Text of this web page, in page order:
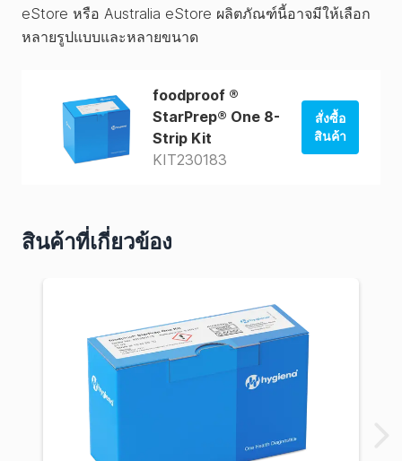
eStore หรือ Australia eStore ผลิตภัณฑ์นี้อาจมีให้เลือก
หลายรูปแบบและหลายขนาด
foodproof ®
StarPrep® One 8-
Strip Kit
KIT230183
สั่งซื้อ
สินค้า
สินค้าที่เกี่ยวข้อง